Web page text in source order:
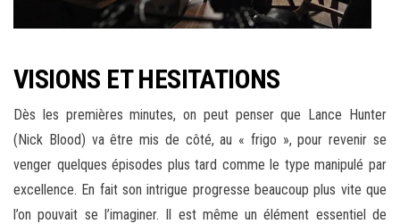
VISIONS ET HESITATIONS
Dès les premières minutes, on peut penser que Lance Hunter
(Nick Blood) va être mis de côté, au « frigo », pour revenir se
venger quelques épisodes plus tard comme le type manipulé par
excellence. En fait son intrigue progresse beaucoup plus vite que
l’on pouvait se l’imaginer. Il est même un élément essentiel de